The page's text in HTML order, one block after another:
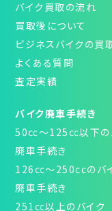
バイク買取の流れ
買取後について
ビジネスバイクの買
よくある質問
査定実績
バイク廃車手続き
50㏄～125㏄以下の
廃車手続き
126㏄～250ccのバ
廃車手続き
251㏄以上のバイク